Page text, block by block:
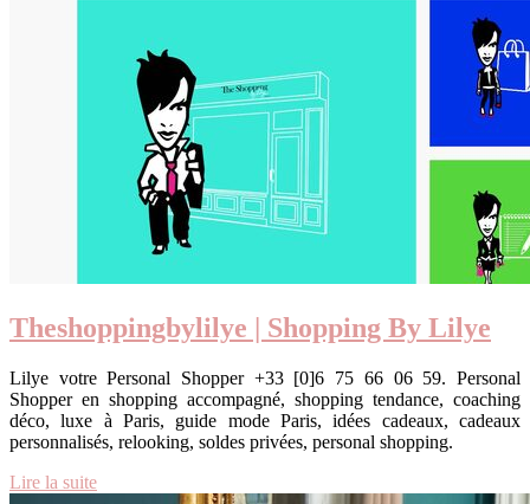
Theshoppingbylilye | Shopping By Lilye
Lilye votre Personal Shopper +33 [0]6 75 66 06 59. Personal
Shopper en shopping accompagné, shopping tendance, coaching
déco, luxe à Paris, guide mode Paris, idées cadeaux, cadeaux
personnalisés, relooking, soldes privées, personal shopping.
Lire la suite